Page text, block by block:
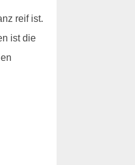
reif ist.
ist die